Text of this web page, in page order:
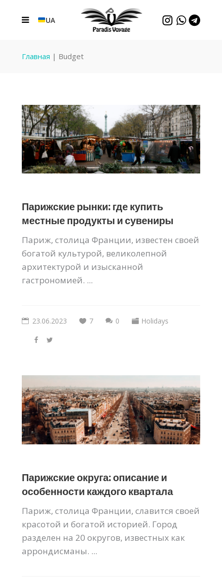
UA
Главная | Budget
Парижские рынки: где купить
местные продукты и сувениры
Париж, столица Франции, известен своей
богатой культурой, великолепной
архитектурой и изысканной
гастрономией. ...
23.06.2023 7 0 Holidays
Парижские округа: описание и
особенности каждого квартала
Париж, столица Франции, славится своей
красотой и богатой историей. Город
разделен на 20 округов, известных как
аррондисманы. ...